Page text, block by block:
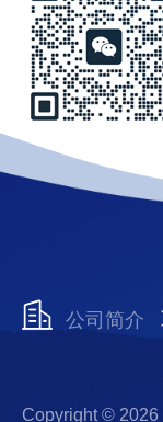
公司简介
Copyright © 2026